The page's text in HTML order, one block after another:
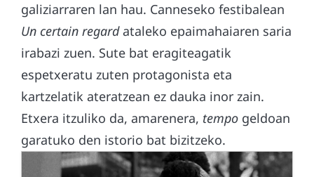
galiziarraren lan hau. Canneseko festibalean
Un certain regardataleko epaimahaiaren saria
irabazi zuen. Sute bat eragiteagatik
espetxeratu zuten protagonista eta
kartzelatik ateratzean ez dauka inor zain.
Etxera itzuliko da, amarenera, tempo geldoan
garatuko den istorio bat bizitzeko.